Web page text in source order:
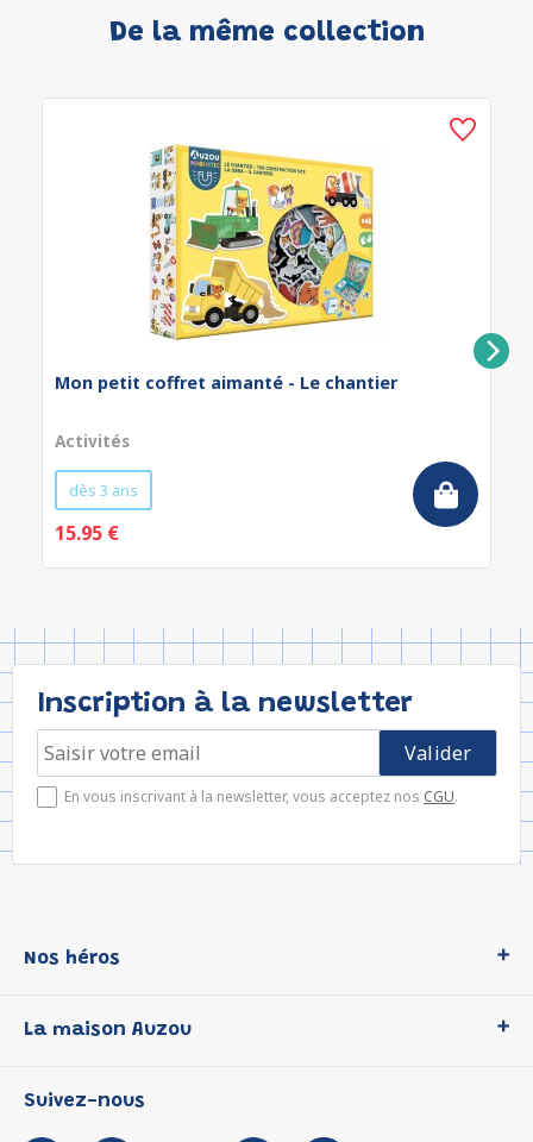
De la même collection
Mon petit coffret aimanté - Le chantier
Activités
dès 3 ans
15.95 €
Inscription à la newsletter
En vous inscrivant à la newsletter, vous acceptez nos CGU.
Nos héros
P'tit Loup
Les Influenceuses
La maison Auzou
Notre histoire
Suivez-nous